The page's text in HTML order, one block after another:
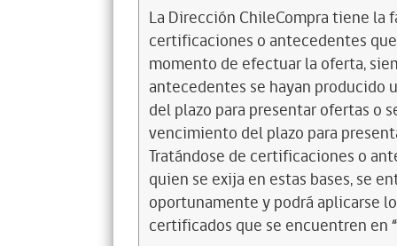
La Dirección ChileCompra tiene
certificaciones o antecedentes
momento de efectuar la oferta,
antecedentes se hayan
del plazo para presentar ofertas o
vencimiento del plazo para
Tratándose de certificaciones o
quien se exija en estas bases, se
oportunamente y podrá aplicarse
certificados que se encuentren en